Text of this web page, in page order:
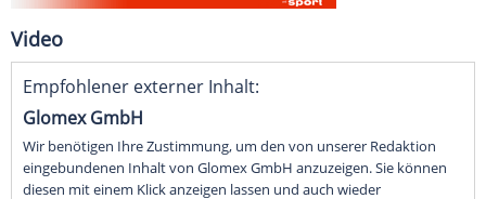
Video
Empfohlener externer Inhalt:
Glomex GmbH
Wir benötigen Ihre Zustimmung, um den von unserer Redaktion
eingebundenen Inhalt von Glomex GmbH anzuzeigen. Sie können
diesen mit einem Klick anzeigen lassen und auch wieder